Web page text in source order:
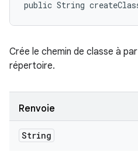
public String
Crée le chemin de classe à
répertoire.
Renvoie
String